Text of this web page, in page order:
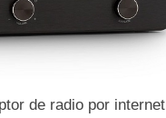
de radio por internet